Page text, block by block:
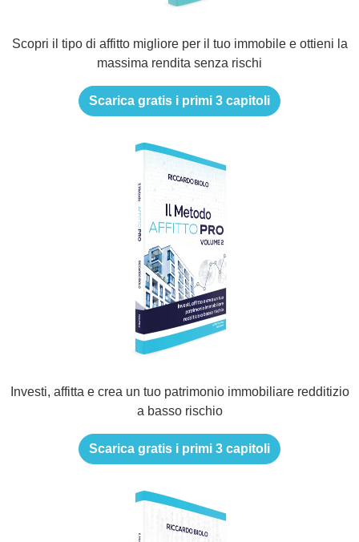
Scopri il tipo di affitto migliore per il tuo immobile e ottieni la
massima rendita senza rischi
Scarica gratis i primi 3 capitoli
Investi, affitta e crea un tuo patrimonio immobiliare redditizio
a basso rischio
Scarica gratis i primi 3 capitoli